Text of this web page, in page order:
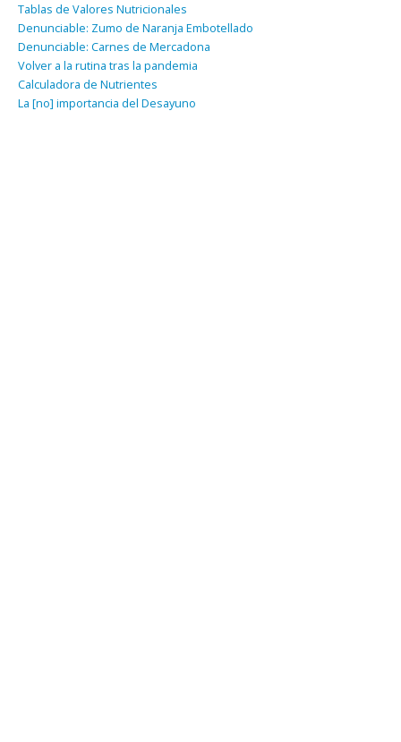
Tablas de Valores Nutricionales
Denunciable: Zumo de Naranja Embotellado
Denunciable: Carnes de Mercadona
Volver a la rutina tras la pandemia
Calculadora de Nutrientes
La [no] importancia del Desayuno